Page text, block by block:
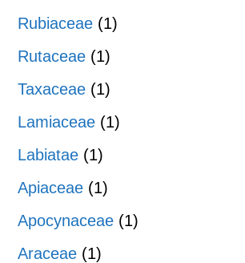
Rubiaceae (1)
Rutaceae (1)
Taxaceae (1)
Lamiaceae (1)
Labiatae (1)
Apiaceae (1)
Apocynaceae (1)
Araceae (1)